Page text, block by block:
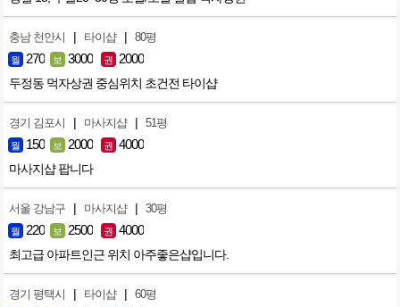
충남 천안시 | 타이샵 | 80평
월 270 보 3000 권 2000
두정동 먹자상권 중심위치 초건전 타이샵
경기 김포시 | 마사지샵 | 51평
월 150 보 2000 권 4000
마사지샵 팝니다
서울 강남구 | 마사지샵 | 30평
월 220 보 2500 권 4000
최고급 아파트인근 위치 아주좋은샵입니다.
경기 평택시 | 타이샵 | 60평